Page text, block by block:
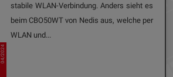
stabile WLAN-Verbindung. Anders sieht es
beim CBO50WT von Nedis aus, welche per
WLAN und...
04/2024